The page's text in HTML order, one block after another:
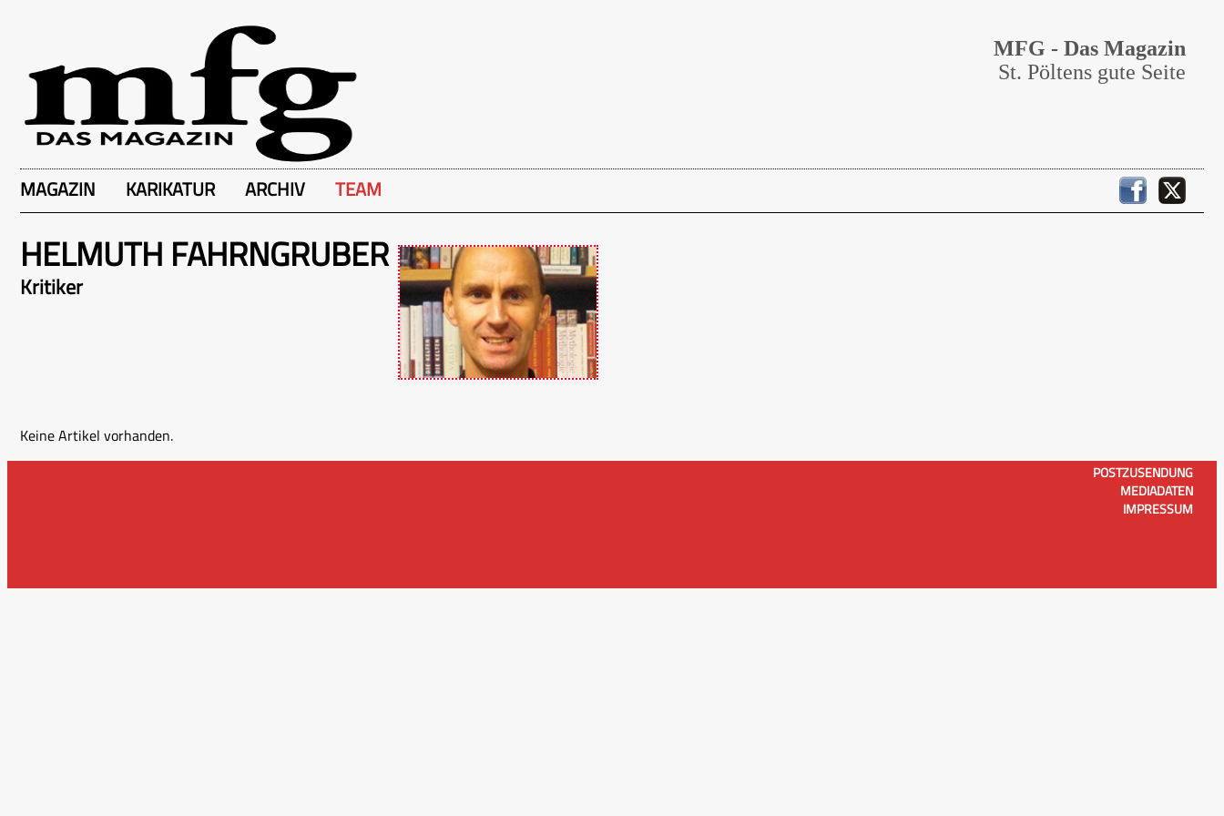
MFG - Das Magazin
St. Pöltens gute Seite
MAGAZIN KARIKATUR ARCHIV TEAM
HELMUTH FAHRNGRUBER
Kritiker
Keine Artikel vorhanden.
POSTZUSENDUNG
MEDIADATEN
IMPRESSUM